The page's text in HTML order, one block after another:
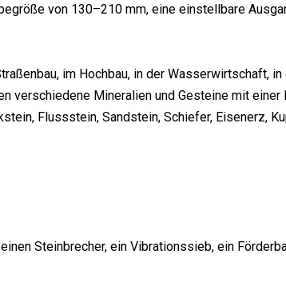
von 130–210 mm, eine einstellbare
im Hochbau, in der Wasserwirtschaft,
verschiedene Mineralien und Gesteine ​​mit
Flussstein, Sandstein, Schiefer, Eisenerz,
Steinbrecher, ein Vibrationssieb, ein